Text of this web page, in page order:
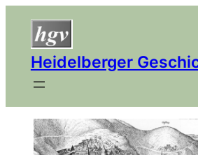
Heidelberger